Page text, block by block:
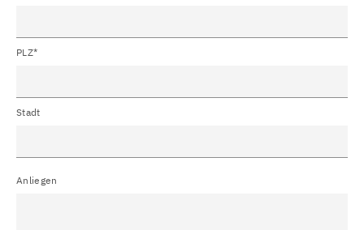
PLZ*
Stadt
Anliegen